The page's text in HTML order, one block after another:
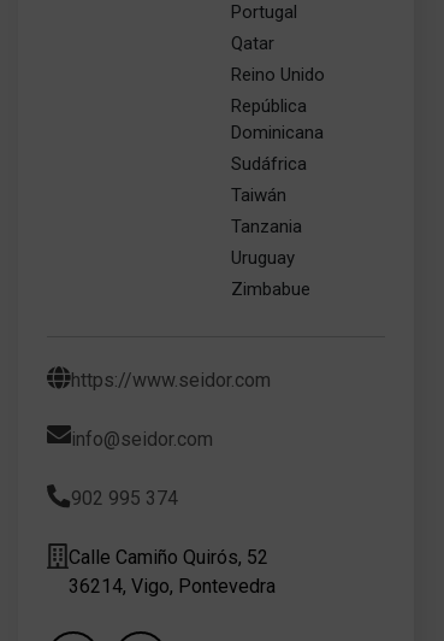
Portugal
Qatar
Reino Unido
República
Dominicana
Sudáfrica
Taiwán
Tanzania
Uruguay
Zimbabue
https://www.seidor.com
info@seidor.com
902 995 374
Calle Camiño Quirós, 52
36214, Vigo, Pontevedra